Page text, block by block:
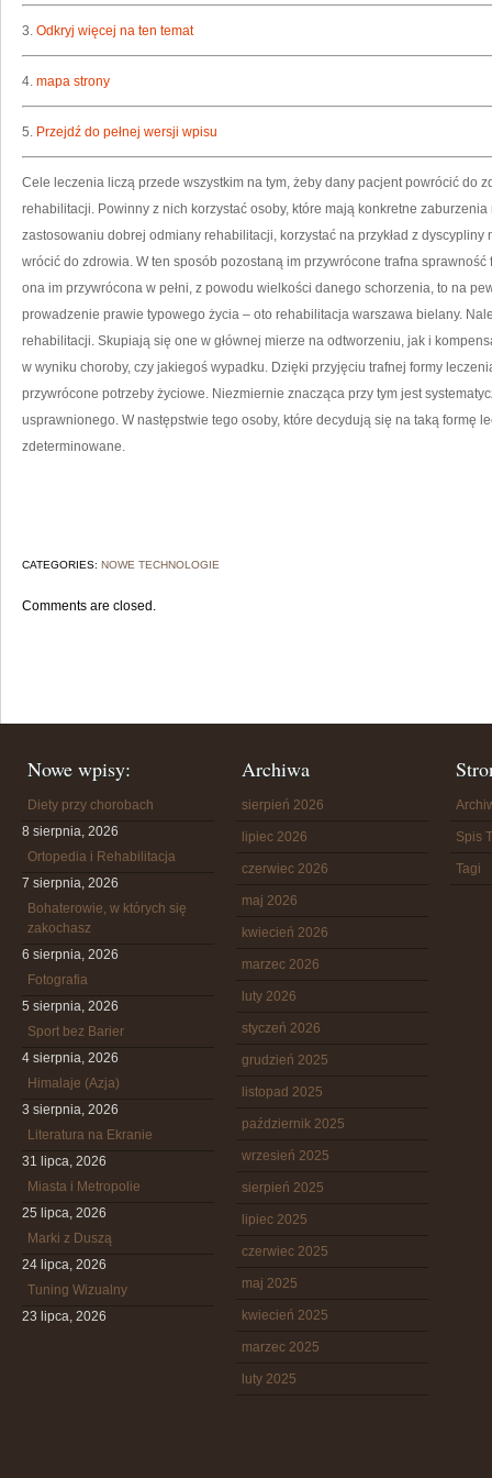
3. Odkryj więcej na ten temat
4. mapa strony
5. Przejdź do pełnej wersji wpisu
Cele leczenia liczą przede wszystkim na tym, żeby dany pacjent powrócić do
rehabilitacji. Powinny z nich korzystać osoby, które mają konkretne
zastosowaniu dobrej odmiany rehabilitacji, korzystać na przykład z
wrócić do zdrowia. W ten sposób pozostaną im przywrócone trafna
ona im przywrócona w pełni, z powodu wielkości danego schorzenia, to na
prowadzenie prawie typowego życia – oto rehabilitacja warszawa bielany.
rehabilitacji. Skupiają się one w głównej mierze na odtworzeniu, jak i
w wyniku choroby, czy jakiegoś wypadku. Dzięki przyjęciu trafnej formy
przywrócone potrzeby życiowe. Niezmiernie znacząca przy tym jest
usprawnionego. W następstwie tego osoby, które decydują się na taką formę
zdeterminowane.
CATEGORIES: NOWE TECHNOLOGIE
Comments are closed.
Nowe wpisy:
Diety przy chorobach
8 sierpnia, 2026
Ortopedia i Rehabilitacja
7 sierpnia, 2026
Bohaterowie, w których się
zakochasz
6 sierpnia, 2026
Fotografia
5 sierpnia, 2026
Sport bez Barier
4 sierpnia, 2026
Himalaje (Azja)
3 sierpnia, 2026
Literatura na Ekranie
31 lipca, 2026
Miasta i Metropolie
25 lipca, 2026
Marki z Duszą
24 lipca, 2026
Tuning Wizualny
23 lipca, 2026
Archiwa
sierpień 2026
lipiec 2026
czerwiec 2026
maj 2026
kwiecień 2026
marzec 2026
luty 2026
styczeń 2026
grudzień 2025
listopad 2025
październik 2025
wrzesień 2025
sierpień 2025
lipiec 2025
czerwiec 2025
maj 2025
kwiecień 2025
marzec 2025
luty 2025
Spis
Tagi